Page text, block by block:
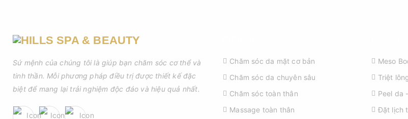
Sứ mệnh của chúng tôi là giúp bạn chăm sóc cơ thể và
tinh thần. Mỗi phương pháp điều trị được thiết kế đặc
biệt để mang lại trải nghiệm độc đáo và hiệu quả nhất.
Chăm sóc da mặt cơ bản
Chăm sóc da chuyên sâu
Chăm sóc toàn thân
Massage toàn thân
Meso
Triệt
Peel da
Đặt lịch